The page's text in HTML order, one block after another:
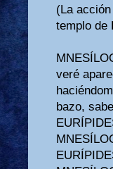
(La
templo de
veré
bazo,